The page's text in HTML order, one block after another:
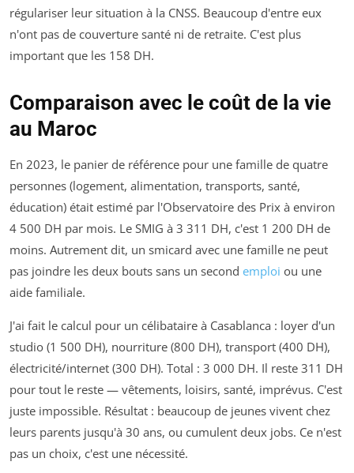
régulariser leur situation à la CNSS. Beaucoup d'entre eux
n'ont pas de couverture santé ni de retraite. C'est plus
important que les 158 DH.
Comparaison avec le coût de la vie
au Maroc
En 2023, le panier de référence pour une famille de quatre
personnes (logement, alimentation, transports, santé,
éducation) était estimé par l'Observatoire des Prix à environ
4 500 DH par mois. Le SMIG à 3 311 DH, c'est 1 200 DH de
moins. Autrement dit, un smicard avec une famille ne peut
pas joindre les deux bouts sans un second emploi ou une
aide familiale.
J'ai fait le calcul pour un célibataire à Casablanca : loyer d'un
studio (1 500 DH), nourriture (800 DH), transport (400 DH),
électricité/internet (300 DH). Total : 3 000 DH. Il reste 311 DH
pour tout le reste — vêtements, loisirs, santé, imprévus. C'est
juste impossible. Résultat : beaucoup de jeunes vivent chez
leurs parents jusqu'à 30 ans, ou cumulent deux jobs. Ce n'est
pas un choix, c'est une nécessité.